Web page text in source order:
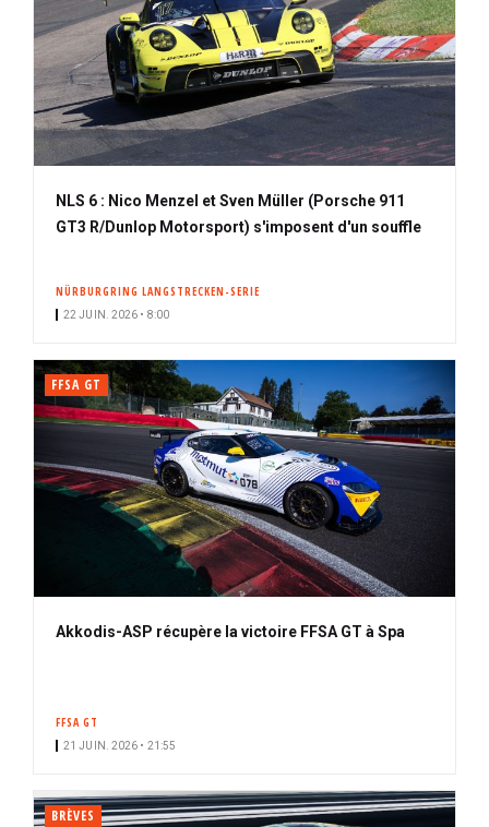
NLS 6 : Nico Menzel et Sven Müller (Porsche 911
GT3 R/Dunlop Motorsport) s'imposent d'un souffle
NÜRBURGRING LANGSTRECKEN-SERIE
22 JUIN. 2026 • 8:00
FFSA GT
Akkodis-ASP récupère la victoire FFSA GT à Spa
FFSA GT
21 JUIN. 2026 • 21:55
BRÈVES